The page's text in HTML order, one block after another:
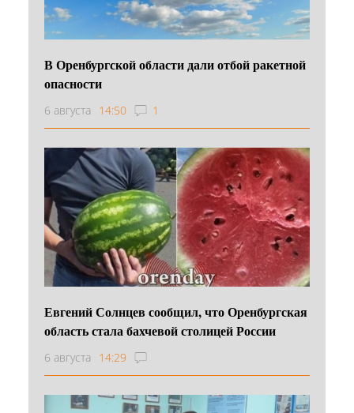
В Оренбургской области дали отбой ракетной
опасности
6 августа 14:50 1
Евгений Солнцев сообщил, что Оренбургская
область стала бахчевой столицей России
6 августа 14:29